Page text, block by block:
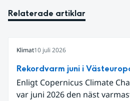
Relaterade artiklar
Klimat10 juli 2026
Rekordvarm juni i
Enligt Copernicus Climate
var juni 2026 den näst